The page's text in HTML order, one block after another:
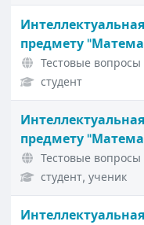
предмету
Тестовые вопросы
студент
предмету
Тестовые вопросы
студент, ученик